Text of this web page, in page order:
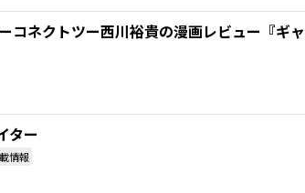
コネクトツー西川裕貴の漫画レビュー『ギ
ター
情報